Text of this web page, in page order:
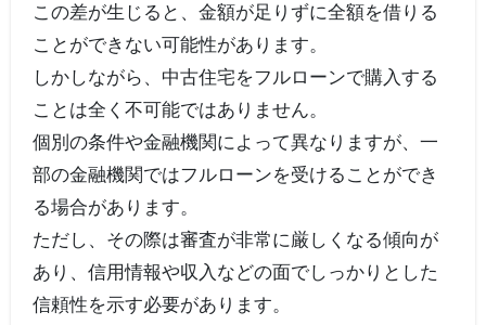
この差が生じると、金額が足りずに全額を借りる
ことができない可能性があります。
しかしながら、中古住宅をフルローンで購入する
ことは全く不可能ではありません。
個別の条件や金融機関によって異なりますが、一
部の金融機関ではフルローンを受けることができ
る場合があります。
ただし、その際は審査が非常に厳しくなる傾向が
あり、信用情報や収入などの面でしっかりとした
信頼性を示す必要があります。